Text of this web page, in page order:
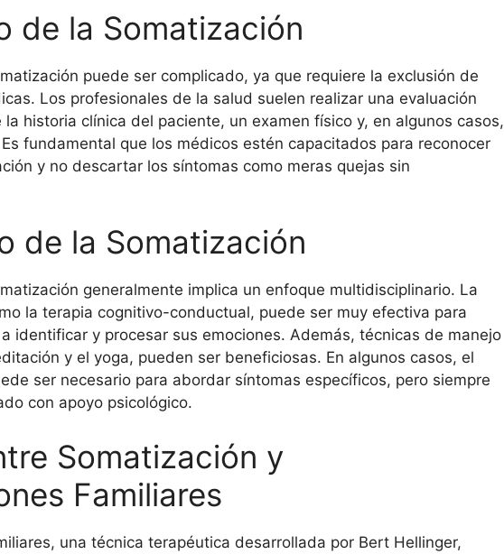
de la Somatización
puede ser complicado, ya que requiere la exclusión de
Los profesionales de la salud suelen realizar una evaluación
historia clínica del paciente, un examen físico y, en algunos casos,
fundamental que los médicos estén capacitados para reconocer
y no descartar los síntomas como meras quejas sin
de la Somatización
generalmente implica un enfoque multidisciplinario. La
la terapia cognitivo-conductual, puede ser muy efectiva para
identificar y procesar sus emociones. Además, técnicas de manejo
y el yoga, pueden ser beneficiosas. En algunos casos, el
ser necesario para abordar síntomas específicos, pero siempre
con apoyo psicológico.
Somatización y
Familiares
una técnica terapéutica desarrollada por Bert Hellinger,